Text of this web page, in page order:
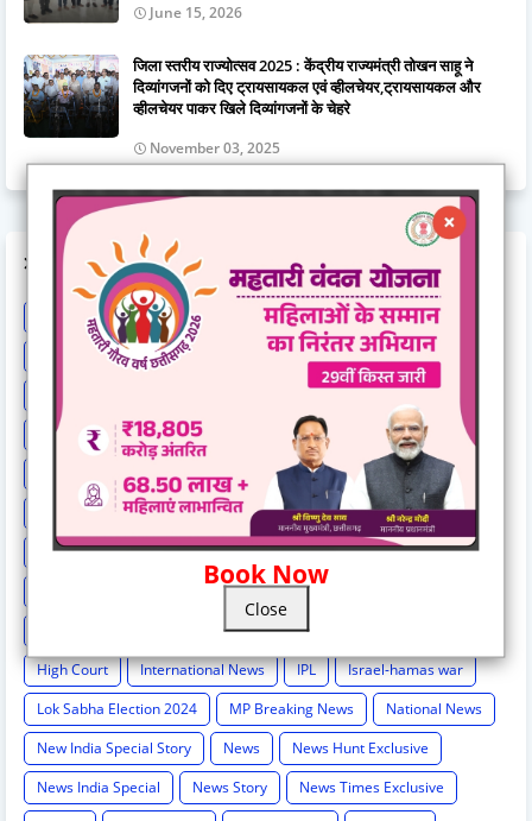
Book Now
Close
June 15, 2026
जिला स्तरीय राज्योत्सव 2025 : केंद्रीय राज्यमंत्री तोखन साहू ने
दिव्यांगजनों को दिए ट्रायसायकल एवं व्हीलचेयर,ट्रायसायकल और
व्हीलचेयर पाकर खिले दिव्यांगजनों के चेहरे
November 03, 2025
LABELS
Astrology BCCI Big breaking Bilaspur
Bilaspur New
Bilaspur News
Bilaspur News.
Bilaspur-hindi-news
Cg Breaking
CG exclusive
CG Loksbha
CG News CG politics
Chattisgarh news
Chhattisgarh
Chhattisgarh Breaking
Chhattisgarh New
Chhattisgarh News
Chhattisgarh News.
Chhattisgarh-hindi-news
Chhattisgarh-news-update
Cricket
Election Result
Exclusive Exit Poll
High Court
International News IPL
Israel-hamas war
Lok Sabha Election 2024
MP Breaking News
National News
New India Special Story
News
News Hunt Exclusive
News India Special
News Story
News Times Exclusive